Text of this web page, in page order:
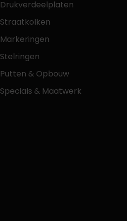
Drukverdeelplaten
Straatkolken
Markeringen
Stelringen
Putten & Opbouw
Specials & Maatwerk